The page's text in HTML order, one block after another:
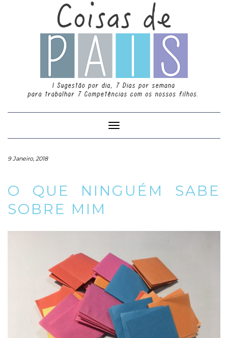
Toggle
Navigation
9 Janeiro, 2018
O QUE NINGUÉM SABE
SOBRE MIM